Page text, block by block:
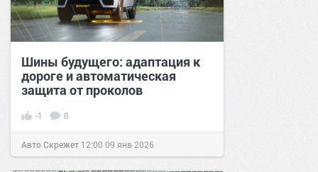
Шины будущего: адаптация к
дороге и автоматическая
защита от проколов
-1 0
Авто Скрежет 12:00 09 янв 2026